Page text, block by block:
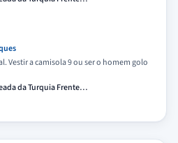
Vestir a camisola 9 ou ser o homem golo
da Turquia Frente…